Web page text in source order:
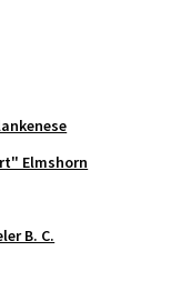
Elmshorn
B. C.